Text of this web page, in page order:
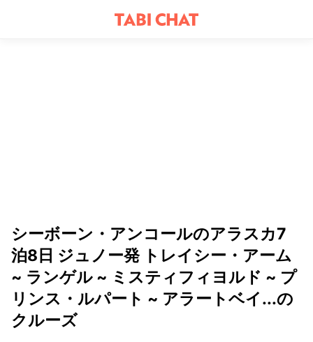
シーボーン・アンコールのアラスカ7
泊8日 ジュノー発 トレイシー・アーム
~ ランゲル ~ ミスティフィヨルド ~ プ
リンス・ルパート ~ アラートベイ...の
クルーズ